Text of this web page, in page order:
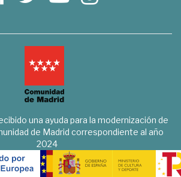
una ayuda para la modernización de
de Madrid correspondiente al año
2024